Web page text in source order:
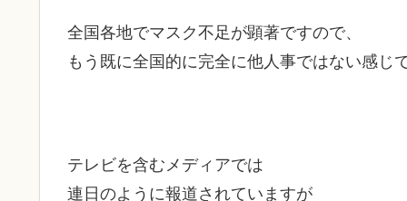
全国各地でマスク不足が顕著ですので、
もう既に全国的に完全に他人事ではない感じ
テレビを含むメディアでは
連日のように報道されていますが